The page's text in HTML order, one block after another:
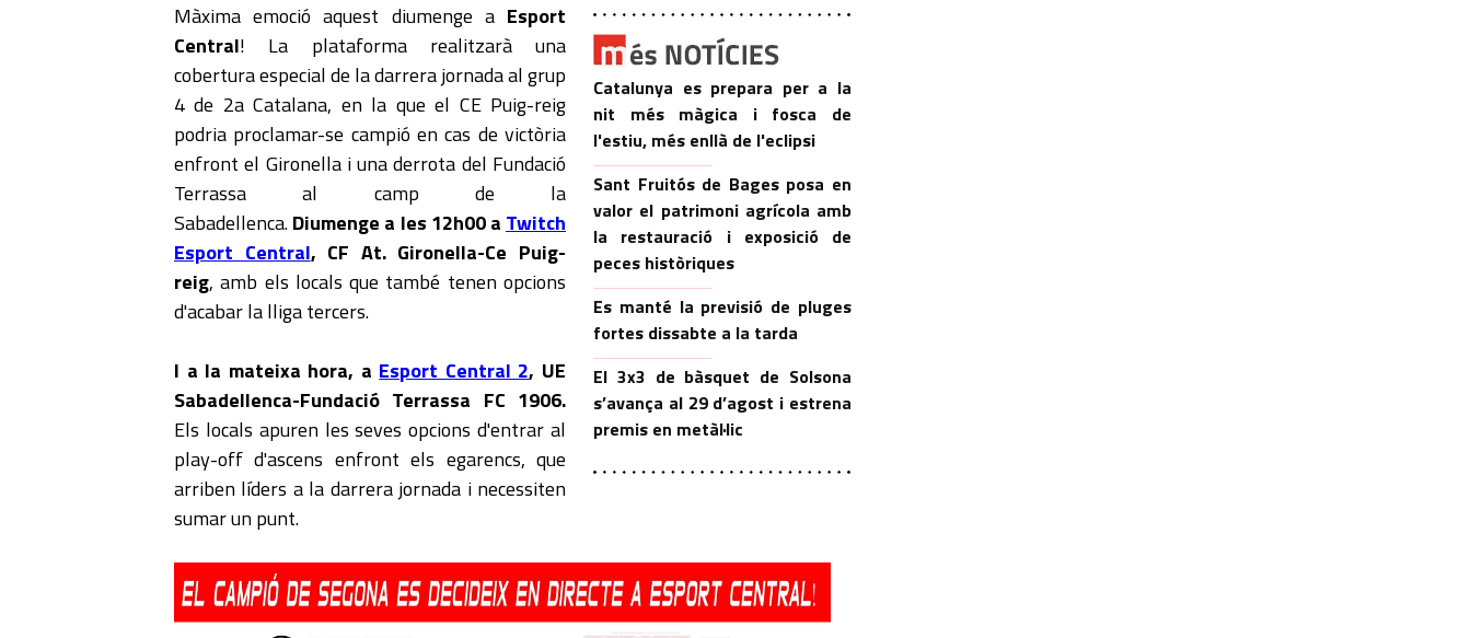
Catalunya es prepara per a la
nit més màgica i fosca de
l'estiu, més enllà de l'eclipsi
Sant Fruitós de Bages posa en
valor el patrimoni agrícola amb
la restauració i exposició de
peces històriques
Es manté la previsió de pluges
fortes dissabte a la tarda
El 3x3 de bàsquet de Solsona
s’avança al 29 d’agost i estrena
premis en metàl·lic
Màxima emoció aquest diumenge a Esport
Central! La plataforma realitzarà una
cobertura especial de la darrera jornada al grup
4 de 2a Catalana, en la que el CE Puig-reig
podria proclamar-se campió en cas de victòria
enfront el Gironella i una derrota del Fundació
Terrassa al camp de la
Sabadellenca.Diumenge a les 12h00 a Twitch
Esport Central, CF At. Gironella-Ce Puig-
reig, amb els locals que també tenen opcions
d'acabar la lliga tercers.
I a la mateixa hora, a Esport Central 2, UE
Sabadellenca-Fundació Terrassa FC 1906.
Els locals apuren les seves opcions d'entrar al
play-off d'ascens enfront els egarencs, que
arriben líders a la darrera jornada i necessiten
sumar un punt.